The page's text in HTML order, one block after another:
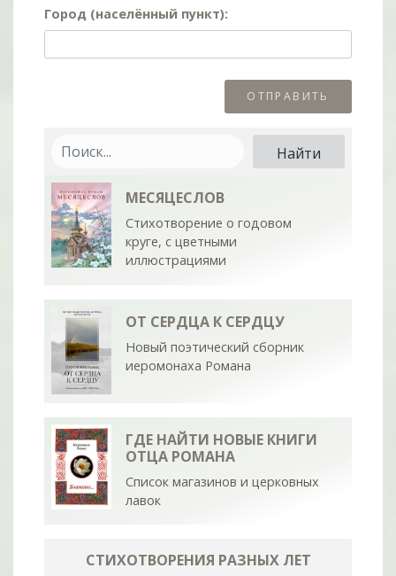
Город (населённый пункт):
МЕСЯЦЕСЛОВ
Стихотворение о годовом
круге, с цветными
иллюстрациями
ОТ СЕРДЦА К СЕРДЦУ
Новый поэтический сборник
иеромонаха Романа
ГДЕ НАЙТИ НОВЫЕ КНИГИ
ОТЦА РОМАНА
Список магазинов и церковных
лавок
СТИХОТВОРЕНИЯ РАЗНЫХ ЛЕТ